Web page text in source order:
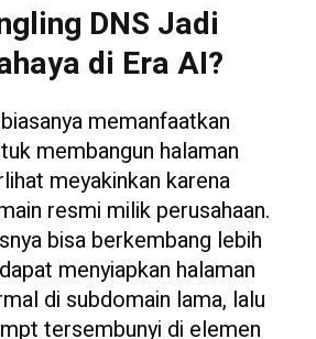
DNS Jadi
di Era AI?
memanfaatkan
membangun halaman
meyakinkan karena
resmi milik perusahaan.
bisa berkembang lebih
menyiapkan halaman
di subdomain lama, lalu
tersembunyi di elemen